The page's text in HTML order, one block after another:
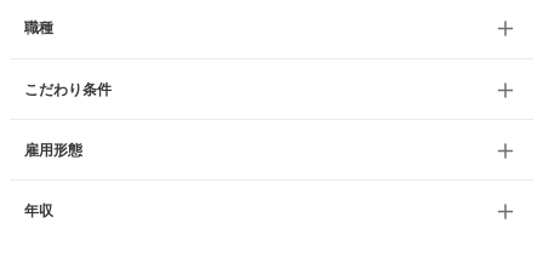
職種
こだわり条件
雇用形態
年収